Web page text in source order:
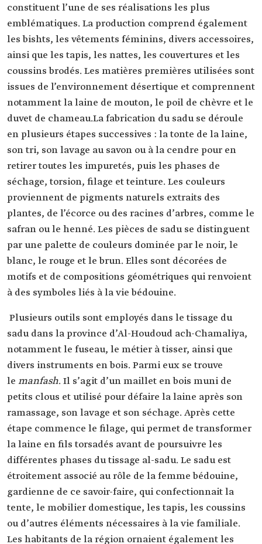
constituent l’une de ses réalisations les plus
emblématiques. La production comprend également
les bishts, les vêtements féminins, divers accessoires,
ainsi que les tapis, les nattes, les couvertures et les
coussins brodés. Les matières premières utilisées sont
issues de l’environnement désertique et comprennent
notamment la laine de mouton, le poil de chèvre et le
duvet de chameau.La fabrication du sadu se déroule
en plusieurs étapes successives : la tonte de la laine,
son tri, son lavage au savon ou à la cendre pour en
retirer toutes les impuretés, puis les phases de
séchage, torsion, filage et teinture. Les couleurs
proviennent de pigments naturels extraits des
plantes, de l’écorce ou des racines d’arbres, comme le
safran ou le henné. Les pièces de sadu se distinguent
par une palette de couleurs dominée par le noir, le
blanc, le rouge et le brun. Elles sont décorées de
motifs et de compositions géométriques qui renvoient
à des symboles liés à la vie bédouine.
Plusieurs outils sont employés dans le tissage du
sadu dans la province d’Al-Houdoud ach-Chamaliya,
notamment le fuseau, le métier à tisser, ainsi que
divers instruments en bois. Parmi eux se trouve
le manfash.Il s’agit d’un maillet en bois muni de
petits clous et utilisé pour défaire la laine après son
ramassage, son lavage et son séchage. Après cette
étape commence le filage, qui permet de transformer
la laine en fils torsadés avant de poursuivre les
différentes phases du tissage al-sadu. Le sadu est
étroitement associé au rôle de la femme bédouine,
gardienne de ce savoir-faire, qui confectionnait la
tente, le mobilier domestique, les tapis, les coussins
ou d’autres éléments nécessaires à la vie familiale.
Les habitants de la région ornaient également les